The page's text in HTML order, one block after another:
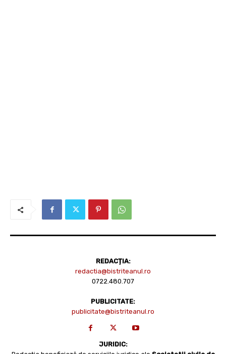
REDACȚIA:
redactia@bistriteanul.ro
0722.480.707
PUBLICITATE:
publicitate@bistriteanul.ro
JURIDIC: